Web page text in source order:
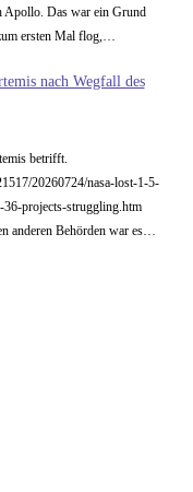
Apollo. Das war ein Grund
ersten Mal flog,…
nach Wegfall des
betrifft.
20260724/nasa-lost-1-5-
projects-struggling.htm
anderen Behörden war es…